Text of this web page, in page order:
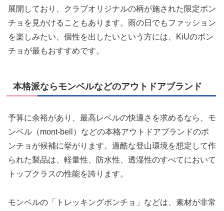
展開しており、クラブオリジナルの柄が施された限定ポン
チョを見かけることもあります。雨の日でもファッション
を楽しみたい、個性を出したいという方には、KiUのポン
チョが最もおすすめです。
本格派ならモンベルなどのアウトドアブランド
予算に余裕があり、最高レベルの快適さを求めるなら、モ
ンベル（mont-bell）などの本格アウトドアブランドのポ
ンチョが候補に挙がります。過酷な登山環境を想定して作
られた製品は、軽量性、防水性、透湿性のすべてにおいて
トップクラスの性能を誇ります。
モンベルの「トレッキングポンチョ」などは、素材が非常